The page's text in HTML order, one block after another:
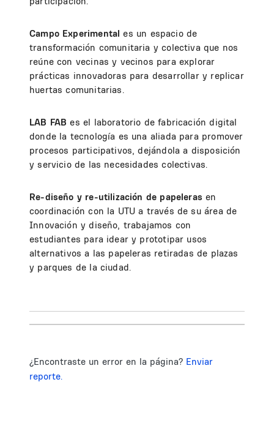
Campo Experimentales un espacio de
transformación comunitaria y colectiva que nos
reúne con vecinas y vecinos para explorar
prácticas innovadoras para desarrollar y replicar
huertas comunitarias.
LAB FAB es el laboratorio de fabricación digital
donde la tecnología es una aliada para promover
procesos participativos, dejándola a disposición
y servicio de las necesidades colectivas.
Re-diseño y re-utilización de papelerasen
coordinación con la UTU a través de su área de
Innovación y diseño, trabajamos con
estudiantes para idear y prototipar usos
alternativos a las papeleras retiradas de plazas
y parques de la ciudad.
¿Encontraste un error en la página? Enviar
reporte.